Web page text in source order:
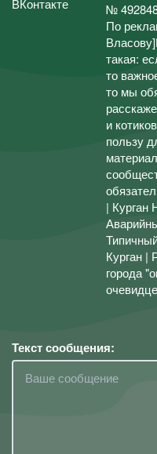
№
По
такая:
то
то мы
и
пользу
| Курган
Курган |
города
Текст сообщения: